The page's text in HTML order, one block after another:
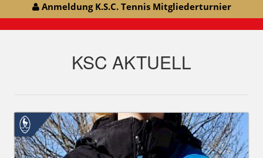
Anmeldung K.S.C. Tennis Mitgliederturnier
KSC AKTUELL